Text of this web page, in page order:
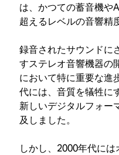
は、かつての蓄音機や
超えるレベルの音響精
録音されたサウンドに
すステレオ音響機器の
において特に重要な進
代には、音質を犠牲に
新しいデジタルフォー
及しました。
しかし、2000年代に